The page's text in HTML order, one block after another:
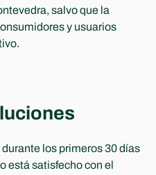
salvo que la
y usuarios
los primeros 30 días
está satisfecho con el